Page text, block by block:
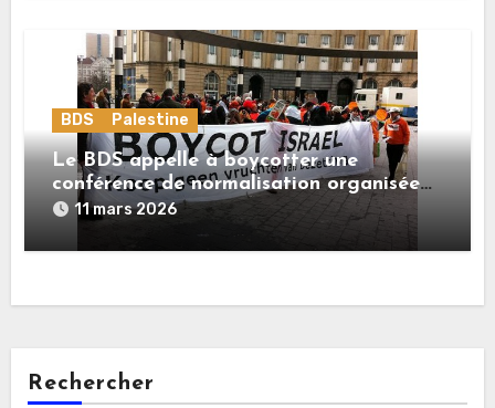
BDS Palestine
Le BDS appelle à boycotter une
conférence de normalisation organisée
par le gouvernement britannique
11 mars 2026
Rechercher